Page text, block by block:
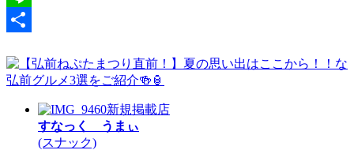
有
新規掲載店
すなっく うまぃ
(スナック)